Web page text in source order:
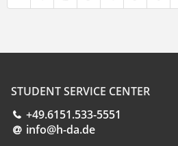
STUDENT SERVICE CENTER
+49.6151.533-5551
info@h-da.de